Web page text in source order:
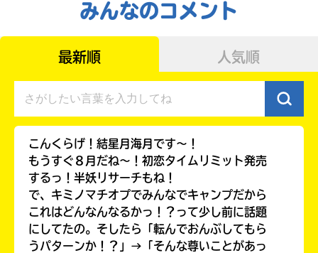
出会える
みんなのコメント
最新順 人気順
こんくらげ！結星月海月です〜！
もうすぐ８月だね〜！初恋タイムリミット発売
するっ！半妖リサーチもね！
で、キミノマチオプでみんなでキャンプだから
これはどんなんなるかっ！？って少し前に話題
にしてたの。そしたら「転んでおんぶしてもら
うパターンか！？」→「そんな尊いことがあっ